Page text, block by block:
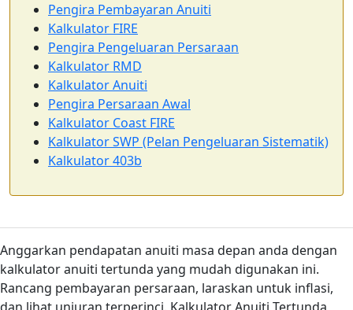
Pengira Pembayaran Anuiti
Kalkulator FIRE
Pengira Pengeluaran Persaraan
Kalkulator RMD
Kalkulator Anuiti
Pengira Persaraan Awal
Kalkulator Coast FIRE
Kalkulator SWP (Pelan Pengeluaran Sistematik)
Kalkulator 403b
Anggarkan pendapatan anuiti masa depan anda dengan
kalkulator anuiti tertunda yang mudah digunakan ini.
Rancang pembayaran persaraan, laraskan untuk inflasi,